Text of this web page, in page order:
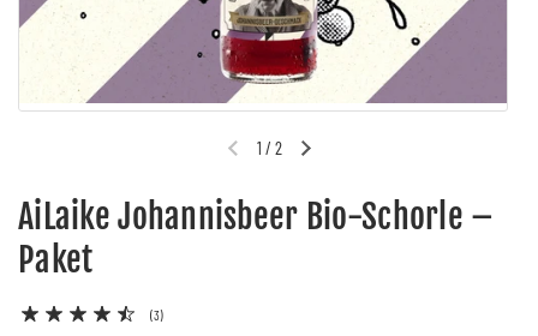
Vorherige FolieNächste Folie
1 / 2
AiLaike Johannisbeer Bio-Schorle –
Paket
(3)